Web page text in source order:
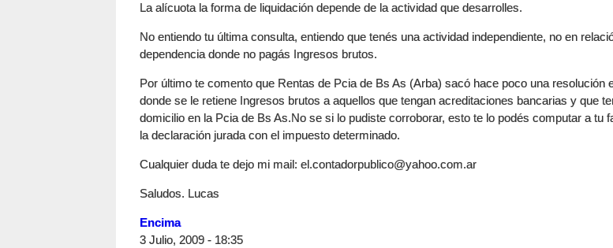
La alícuota la forma de liquidación depende de la actividad que desarrolles.
No entiendo tu última consulta, entiendo que tenés una actividad independiente, no en
dependencia donde no pagás Ingresos brutos.
Por último te comento que Rentas de Pcia de Bs As (Arba) sacó hace poco una resolución
donde se le retiene Ingresos brutos a aquellos que tengan acreditaciones bancarias y que
domicilio en la Pcia de Bs As.No se si lo pudiste corroborar, esto te lo podés computar a tu
la declaración jurada con el impuesto determinado.
Cualquier duda te dejo mi mail: el.contadorpublico@yahoo.com.ar
Saludos. Lucas
Encima
3 Julio, 2009 - 18:35